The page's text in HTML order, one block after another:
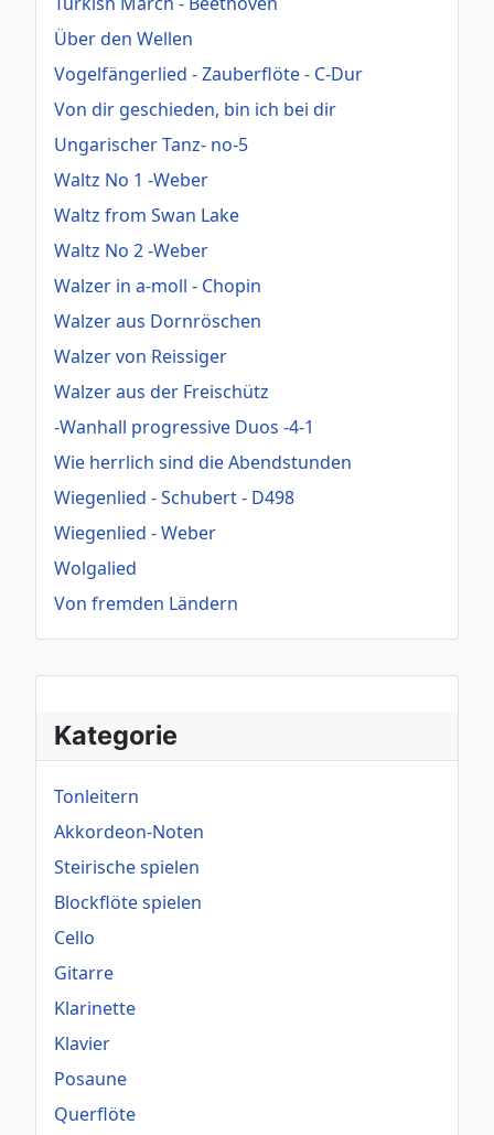
Kategorie
Tonleitern
Akkordeon-Noten
Steirische spielen
Blockflöte spielen
Cello
Gitarre
Klarinette
Klavier
Posaune
Querflöte
Über den Wellen
Vogelfängerlied - Zauberflöte - C-Dur
Von dir geschieden, bin ich bei dir
Ungarischer Tanz- no-5
Waltz No 1 -Weber
Waltz from Swan Lake
Waltz No 2 -Weber
Walzer in a-moll - Chopin
Walzer aus Dornröschen
Walzer von Reissiger
Walzer aus der Freischütz
-Wanhall progressive Duos -4-1
Wie herrlich sind die Abendstunden
Wiegenlied - Schubert - D498
Wiegenlied - Weber
Wolgalied
Von fremden Ländern